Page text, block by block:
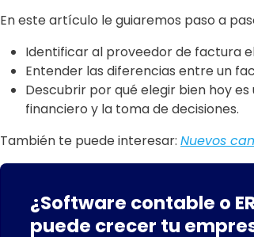
En este artículo le guiaremos paso a
Identificar al proveedor de factura
Entender las diferencias entre un
Descubrir por qué elegir bien hoy es
financiero y la toma de decisiones.
También te puede interesar: Nuevos
¿Software contable o
puede crecer tu